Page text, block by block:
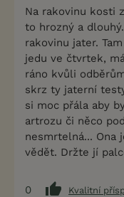
Na rakovinu kosti
to hrozný a
rakovinu jater.
jedu ve čtvrtek,
ráno kvůli
skrz ty jaterní
si moc přála aby
artrozu či něco
nesmrtelná... Ona
vědět. Držte jí
0
Kvalitní